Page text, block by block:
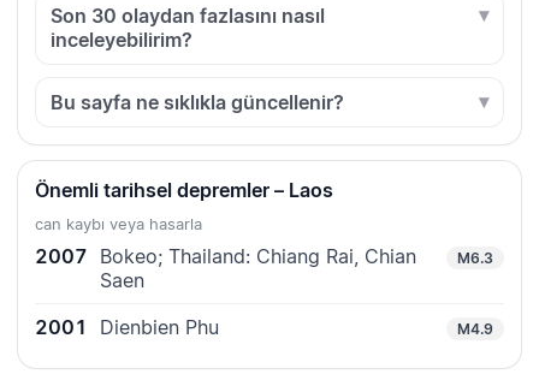
Son 30 olaydan fazlasını nasıl
inceleyebilirim?
Bu sayfa ne sıklıkla güncellenir?
Önemli tarihsel depremler – Laos
can kaybı veya hasarla
2007 Bokeo; Thailand: Chiang Rai, Chian
Saen
M6.3
2001 Dienbien Phu M4.9